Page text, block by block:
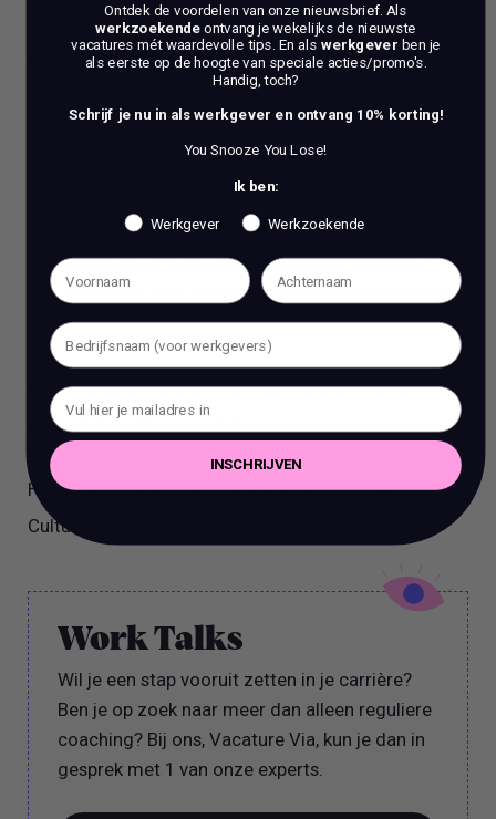
Een klein maar fijn team.
Een werkplek in het centrum van Rotterdam.
De mogelijkheid om je in te zetten voor ‘the
culture’.
basis van ervaring) door middel van freelance
facturering en reiskosten in overleg.
Momenteel verkennen wij de optie om in de
toekomst over te gaan naar een dienstverband
in loondienst
De werving & selectie voor deze functie wordt
gedaan door Personeel Via.
Heb je nog vragen?App Sharida, onze People &
Culture Expert.
Work Talks
Wil je een stap vooruit zetten in je carrière?
Ben je op zoek naar meer dan alleen reguliere
coaching? Bij ons, Vacature Via, kun je dan in
gesprek met 1 van onze experts.
Ontdek de voordelen van onze nieuwsbrief. Als
werkzoekendeontvang je wekelijks de nieuwste
vacatures mét waardevolle tips. En als werkgever ben je
als eerste op de hoogte van speciale acties/promo's.
Handig, toch?
Schrijf je nu in als werkgever en ontvang 10% korting!
You Snooze You Lose!
Ik ben:
Werkgever Werkzoekende
INSCHRIJVEN